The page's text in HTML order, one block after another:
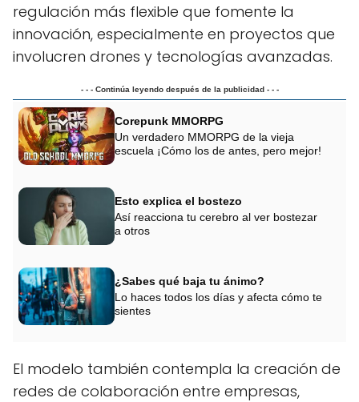
regulación más flexible que fomente la
innovación, especialmente en proyectos que
involucren drones y tecnologías avanzadas.
- - - Continúa leyendo después de la publicidad - - -
Corepunk MMORPG
Un verdadero MMORPG de la vieja
escuela ¡Cómo los de antes, pero mejor!
Esto explica el bostezo
Así reacciona tu cerebro al ver bostezar
a otros
¿Sabes qué baja tu ánimo?
Lo haces todos los días y afecta cómo te
sientes
El modelo también contempla la creación de
redes de colaboración entre empresas,